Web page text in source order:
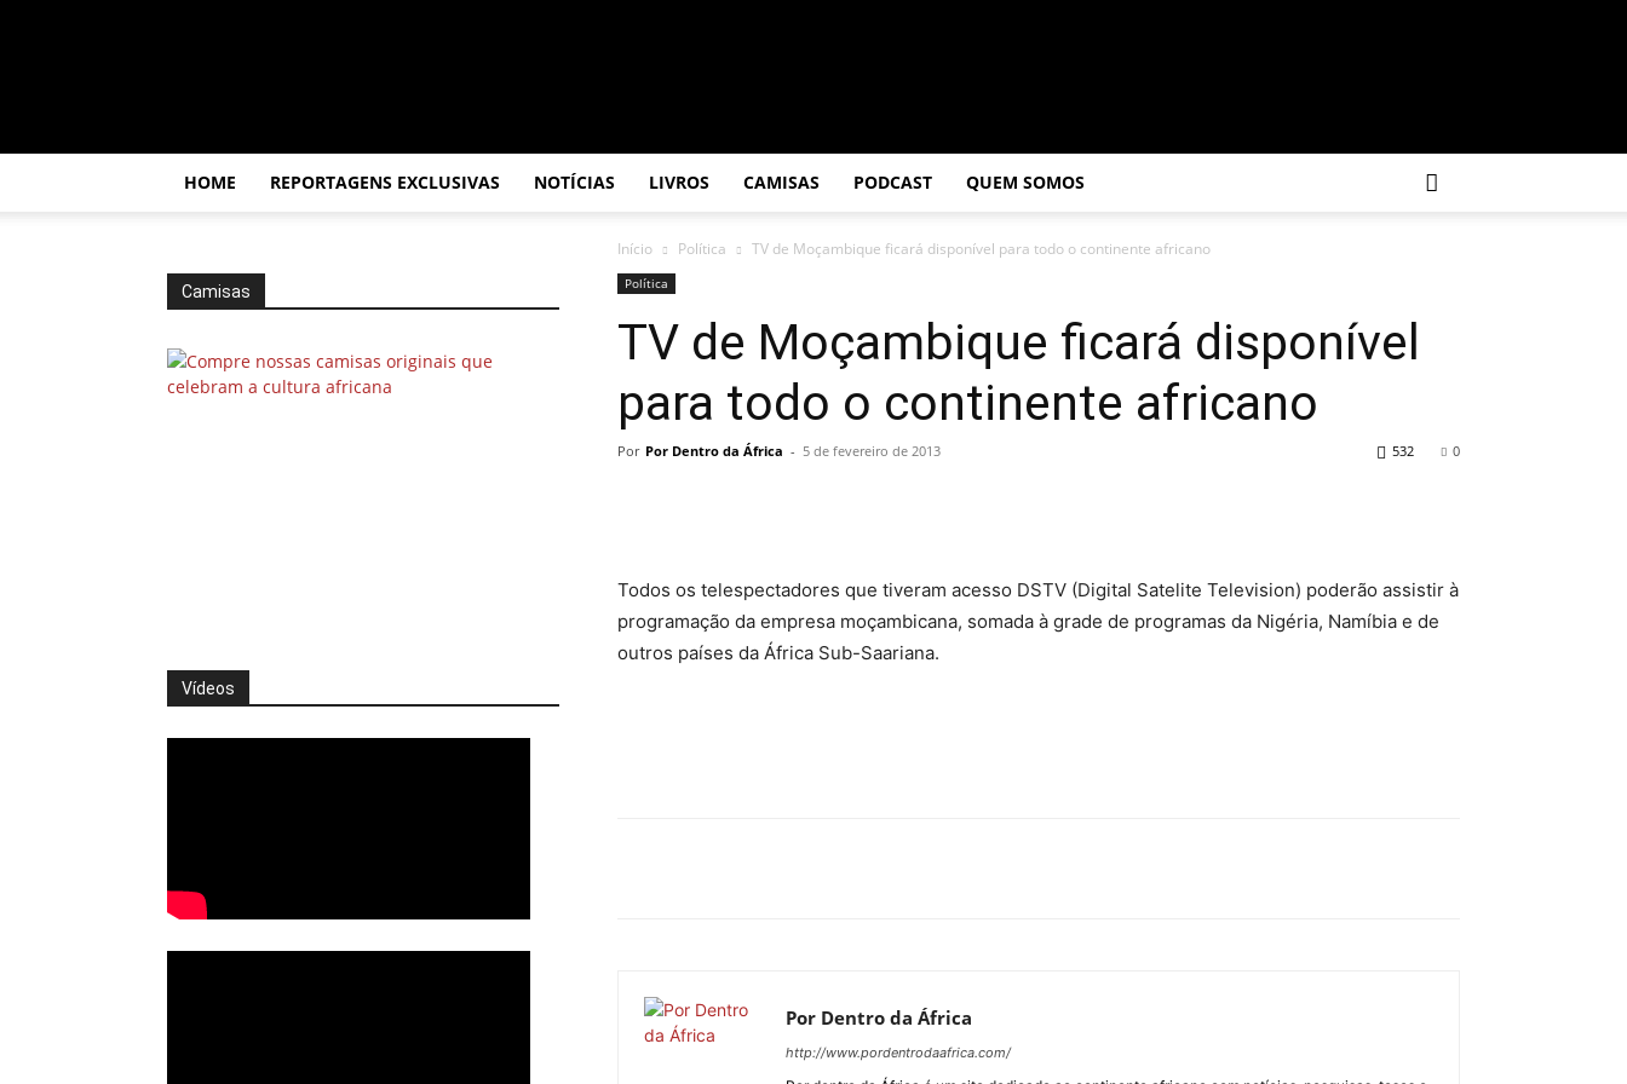
HOME REPORTAGENS EXCLUSIVAS NOTÍCIAS LIVROS CAMISAS PODCAST QUEM SOMOS
Início Política TV de Moçambique ficará disponível para todo o continente africano
Política
TV de Moçambique ficará disponível
para todo o continente africano
Por Por Dentro da África - 5 de fevereiro de 2013 0
532
Todos os telespectadores que tiveram acesso DSTV (Digital Satelite Television) poderão assistir à
programação da empresa moçambicana, somada à grade de programas da Nigéria, Namíbia e de
outros países da África Sub-Saariana.
Por Dentro da África
http://www.pordentrodaafrica.com/
Camisas
Vídeos